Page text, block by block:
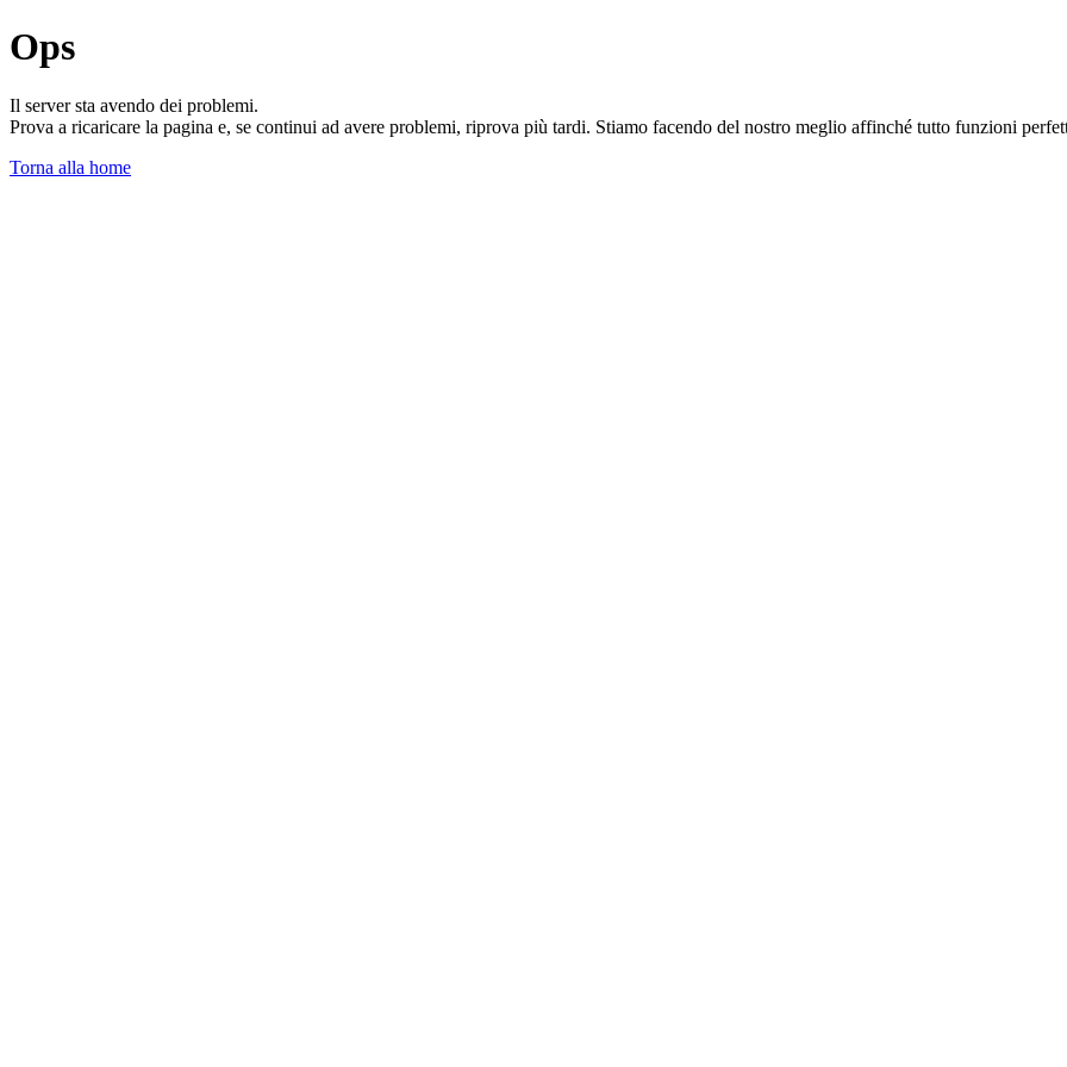
Ops
Il server sta avendo dei problemi.
Prova a ricaricare la pagina e, se continui ad avere problemi, riprova più tardi. Stiamo facendo del nostro meglio affinché tutto funzioni
Torna alla home